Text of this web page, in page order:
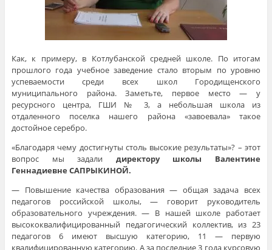
Как, к примеру, в Котлубанской средней школе. По итогам
прошлого года учебное заведение стало вторым по уровню
успеваемости среди всех школ Городищенского
муниципального района. Заметьте, первое место — у
ресурсного центра, ГШИ № 3, а небольшая школа из
отдаленного поселка нашего района «завоевала» такое
достойное серебро.
«Благодаря чему достигнуты столь высокие результаты»? – этот
вопрос мы задали директору школы Валентине
Геннадиевне САПРЫКИНОЙ.
— Повышение качества образования — общая задача всех
педагогов российской школы, — говорит руководитель
образовательного учреждения. — В нашей школе работает
высококвалифицированный педагогический коллектив, из 23
педагогов 6 имеют высшую категорию, 11 — первую
квалифицированную категорию. А за последние 3 года курсовую